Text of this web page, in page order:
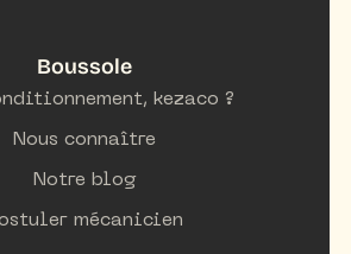
Boussole
kezaco ?
Nous connaître
Notre blog
mécanicien